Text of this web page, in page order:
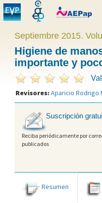
Septiembre 2015.
Higiene de
importante y
Revisores:Aparicio Rodrigo
Suscripción
Reciba periódicamente por
publicados
Resumen